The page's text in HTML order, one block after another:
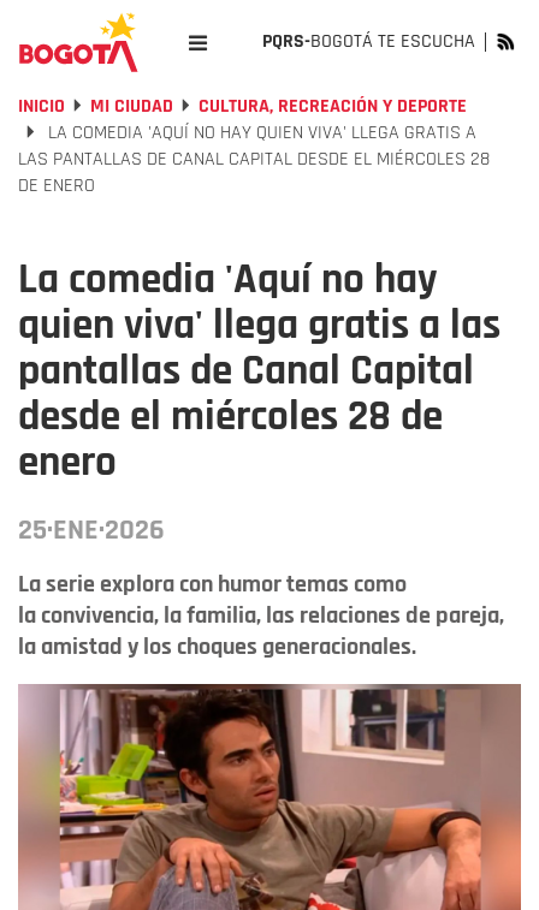
PQRS-BOGOTÁ TE ESCUCHA
INICIO MI CIUDAD
CULTURA, RECREACIÓN Y DEPORTE
LA COMEDIA 'AQUÍ NO HAY QUIEN VIVA' LLEGA GRATIS A
LAS PANTALLAS DE CANAL CAPITAL DESDE EL MIÉRCOLES 28
DE ENERO
La comedia 'Aquí no hay
quien viva' llega gratis a las
pantallas de Canal Capital
desde el miércoles 28 de
enero
25·ENE·2026
La serie explora con humor temas como
la convivencia, la familia, las relaciones de pareja,
la amistad y los choques generacionales.